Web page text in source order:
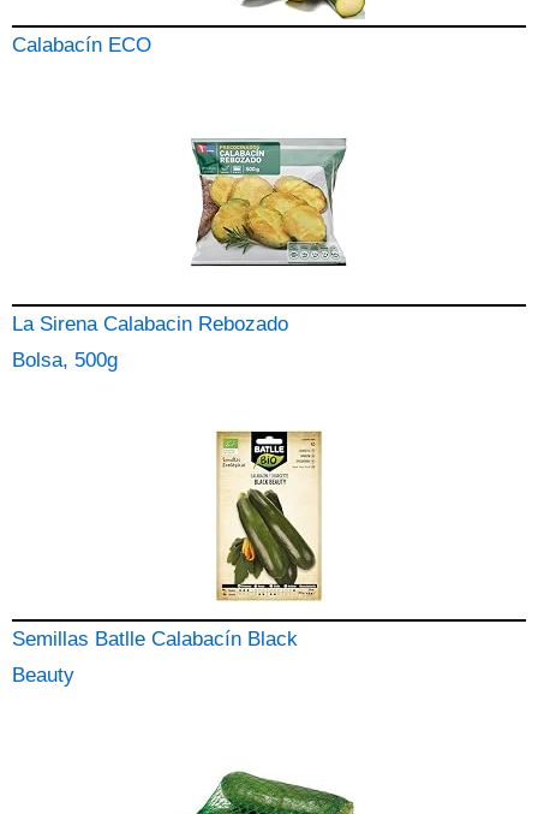
Calabacín ECO
La Sirena Calabacin Rebozado
Bolsa, 500g
Semillas Batlle Calabacín Black
Beauty